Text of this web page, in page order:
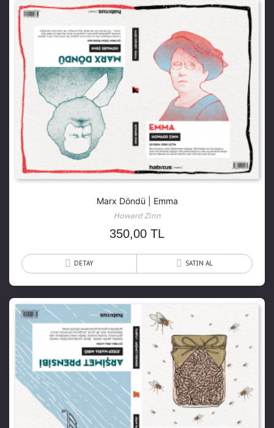
Marx Döndü | Emma
Howard Zinn
350,00 TL
DETAY SATIN AL